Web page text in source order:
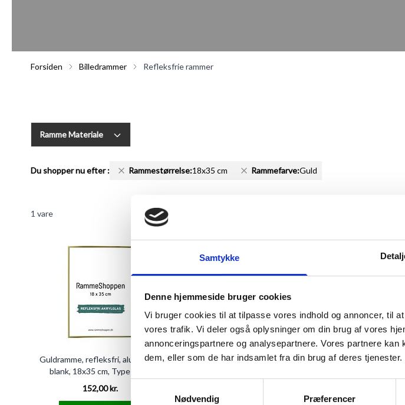
Samtykke
Denne hjemmeside bruger cookies
Vi bruger cookies til at tilpasse vores indhold og annoncer, til
vores trafik. Vi deler også oplysninger om din brug af vores
annonceringspartnere og analysepartnere. Vores partnere
dem, eller som de har indsamlet fra din brug af deres tjenester.
Nødvendig
Præferencer
Forsiden Billedrammer Refleksfrie rammer
Du shopper nu efter: Rammestørrelse:18x35 cm Rammefarve:Guld
Ramme Materiale
1 vare
Guldramme, refleksfri, aluminium,
blank, 18x35 cm, Type 9012
152,00 kr.